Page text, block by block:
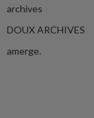
archives
DOUX ARCHIVES
amerge.